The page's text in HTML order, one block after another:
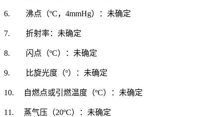
6. 沸点（ºC，4mmHg）：未确定
7. 折射率：未确定
8. 闪点（ºC）：未确定
9. 比旋光度（º）：未确定
10. 自燃点或引燃温度（ºC）：未确定
11. 蒸气压（20ºC）：未确定